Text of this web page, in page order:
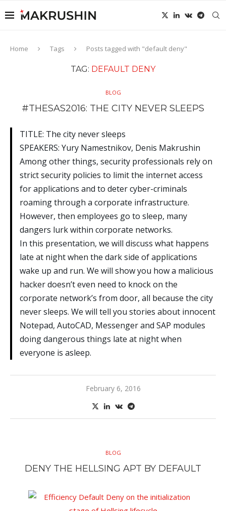
Home Tags Posts tagged with "default deny"
TAG: DEFAULT DENY
BLOG
#THESAS2016: THE CITY NEVER SLEEPS
TITLE: The city never sleeps
SPEAKERS: Yury Namestnikov, Denis Makrushin
Among other things, security professionals rely on
strict security policies to limit the internet access
for applications and to deter cyber-criminals
roaming through a corporate infrastructure.
However, then employees go to sleep, many
dangers lurk within corporate networks.
In this presentation, we will discuss what happens
late at night when the dark side of applications
wake up and run. We will show you how a malicious
hacker doesn’t even need to knock on the
corporate network’s from door, all because the city
never sleeps. We will tell you stories about innocent
Notepad, AutoCAD, Messenger and SAP modules
doing dangerous things late at night when
everyone is asleep.
February 6, 2016
BLOG
DENY THE HELLSING APT BY DEFAULT